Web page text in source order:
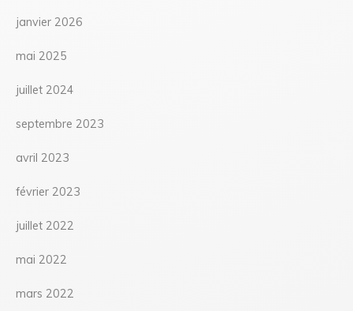
janvier 2026
mai 2025
juillet 2024
septembre 2023
avril 2023
février 2023
juillet 2022
mai 2022
mars 2022